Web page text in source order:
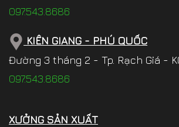
097.543.8686
KIÊN GIANG - PHÚ QUỐC
Đường 3 tháng 2 - Tp. Rạch Giá -
097.543.8686
XƯỞNG SẢN XUẤT